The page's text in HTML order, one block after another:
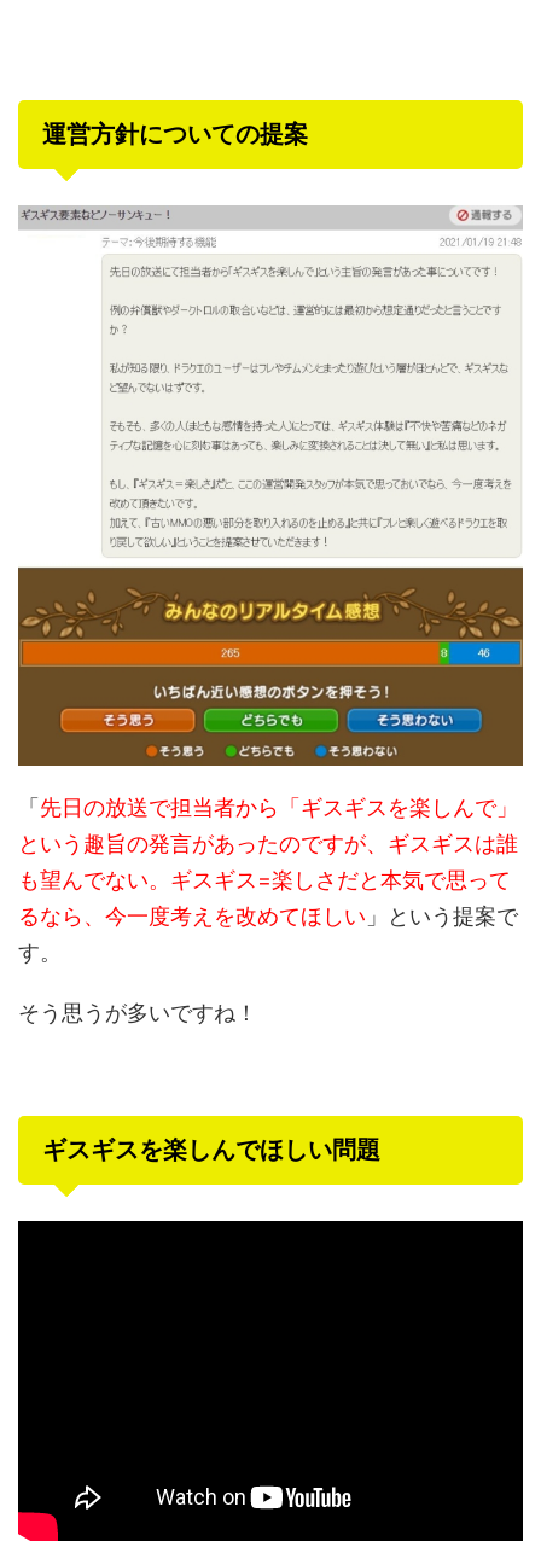
運営方針についての提案
「 先日の放送で担当者から「ギスギスを楽しんで」
という趣旨の発言があったのですが、ギスギスは誰
も望んでない。ギスギス=楽しさだと本気で思って
るなら、今一度考えを改めてほしい 」という提案で
す。
そう思うが多いですね！
ギスギスを楽しんでほしい問題